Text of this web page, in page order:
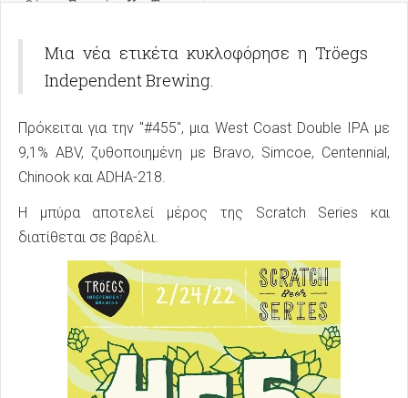
Θέσεις Εργασίας Και Τους
Μια νέα ετικέτα κυκλοφόρησε η Tröegs
Independent Brewing.
Πρόκειται για την "#455", μια West Coast Double IPA με
9,1% ABV, ζυθοποιημένη με Bravo, Simcoe, Centennial,
Chinook και ADHA-218.
Η μπύρα αποτελεί μέρος της Scratch Series και
διατίθεται σε βαρέλι.